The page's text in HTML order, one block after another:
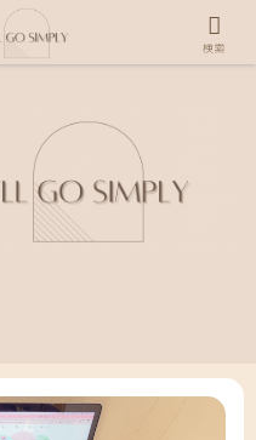
検索